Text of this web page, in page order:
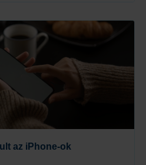
az iPhone-ok